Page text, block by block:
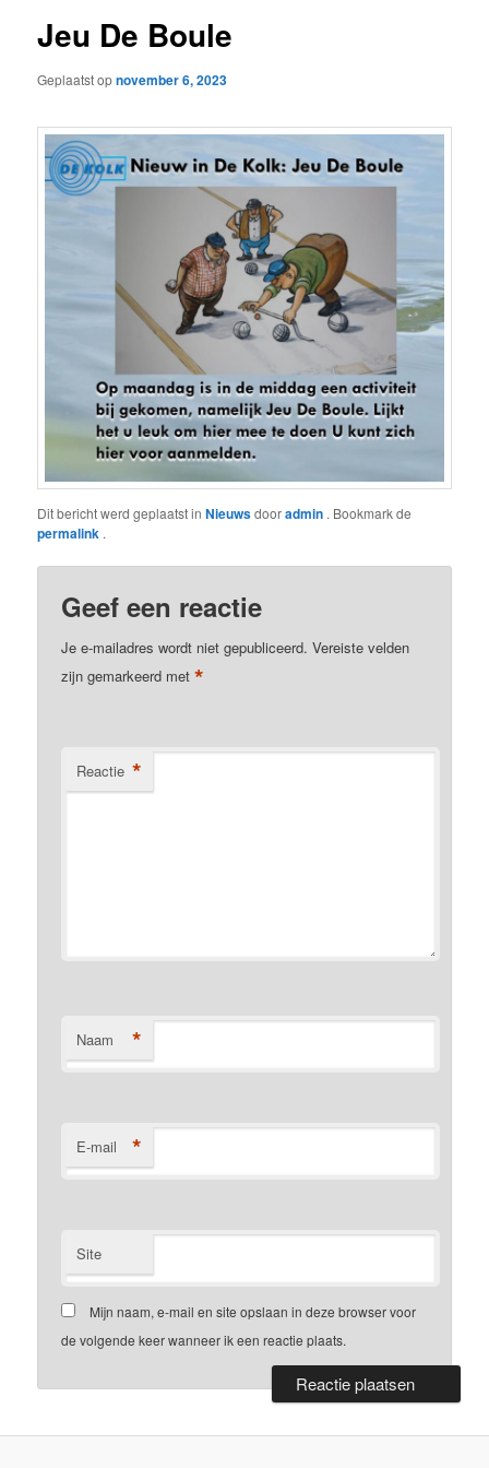
Jeu De Boule
Geplaatst opnovember 6, 2023
Dit bericht werd geplaatst inNieuwsdooradmin . Bookmark de
permalink .
Geef een reactie
Je e-mailadres wordt niet gepubliceerd. Vereiste velden
zijn gemarkeerd met*
Reactie *
Naam *
E-mail *
Site
Mijn naam, e-mail en site opslaan in deze browser voor
de volgende keer wanneer ik een reactie plaats.